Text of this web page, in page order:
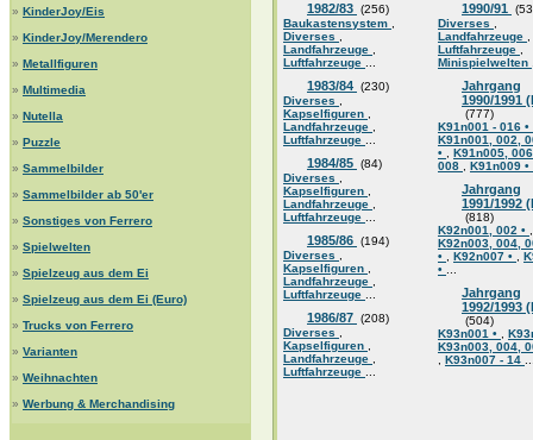
» KinderJoy/Eis
» KinderJoy/Merendero
» Metallfiguren
» Multimedia
» Nutella
» Puzzle
» Sammelbilder
» Sammelbilder ab 50'er
» Sonstiges von Ferrero
» Spielwelten
» Spielzeug aus dem Ei
» Spielzeug aus dem Ei (Euro)
» Trucks von Ferrero
» Varianten
» Weihnachten
» Werbung & Merchandising
1982/83 (256)
Baukastensystem
Diverses
Landfahrzeuge
Luftfahrzeuge
1983/84 (230)
Diverses
Kapselfiguren
Landfahrzeuge
Luftfahrzeuge
1984/85 (84)
Diverses
Kapselfiguren
Landfahrzeuge
Luftfahrzeuge
1985/86 (194)
Diverses
Kapselfiguren
Landfahrzeuge
Luftfahrzeuge
1986/87 (208)
Diverses
Kapselfiguren
Landfahrzeuge
Luftfahrzeuge
1990/91
Diverses
Landfahrzeuge
Luftfahrzeuge
Minispielwelten
Jahrgang
1990/1991
(777)
K91n001 - 016 •
K91n001, 002,
•
K91n005,
008
K91n009 •
Jahrgang
1991/1992
(818)
K92n001, 002 •
K92n003, 004,
•
K92n007 •
•
Jahrgang
1992/1993
(504)
K93n001 •
K93n003, 004,
K93n007 - 14